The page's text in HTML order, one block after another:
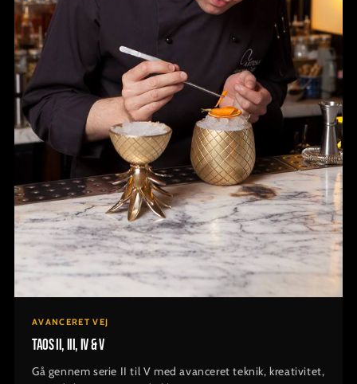
AVANCERET VEJ
TAOS II, III, IV & V
Gå gennem serie II til V med avanceret teknik, kreativitet,